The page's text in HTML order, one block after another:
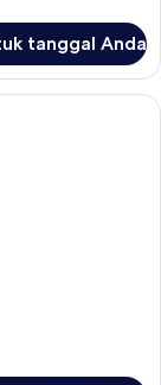
tanggal Anda
| Seprai premium,